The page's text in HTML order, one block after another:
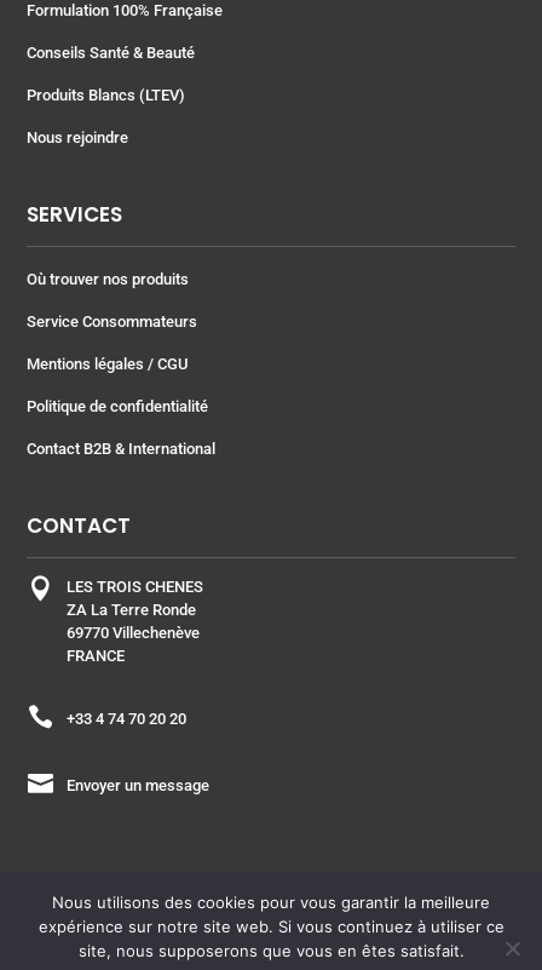
Formulation 100% Française
Conseils Santé & Beauté
Produits Blancs (LTEV)
Nous rejoindre
SERVICES
Où trouver nos produits
Service Consommateurs
Mentions légales / CGU
Politique de confidentialité
Contact B2B & International
CONTACT

LES TROIS CHENES
ZA La Terre Ronde
69770 Villechenève
FRANCE
 +33 4 74 70 20 20
 Envoyer un message
ESPACE PRO
| Copyright © 2021 – Laboratoire les Trois
Nous utilisons des cookies pour vous garantir la meilleure
expérience sur notre site web. Si vous continuez à utiliser ce
site, nous supposerons que vous en êtes satisfait.